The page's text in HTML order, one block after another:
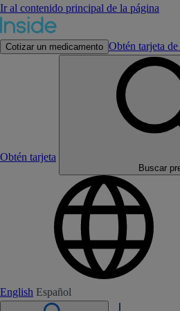
Ir al contenido principal de la página
Cotizar un medicamento Obtén tarjeta
Obtén tarjeta
Buscar
English Español